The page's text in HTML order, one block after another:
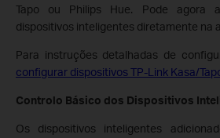
Tapo ou Philips Hue. Pode agora
dispositivos inteligentes diretamente na
Para instruções detalhadas de
configurar dispositivos TP-Link Kasa/
Controlo Básico dos Dispositivos
Os dispositivos inteligentes